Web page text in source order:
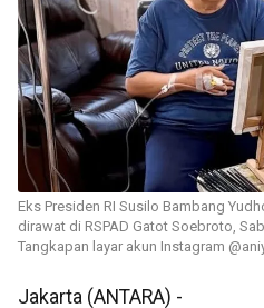
Eks Presiden RI Susilo Bambang
dirawat di RSPAD Gatot Soebroto,
Tangkapan layar akun Instagram
Jakarta (ANTARA) -